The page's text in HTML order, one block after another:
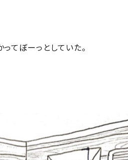
てぼーっとしていた。